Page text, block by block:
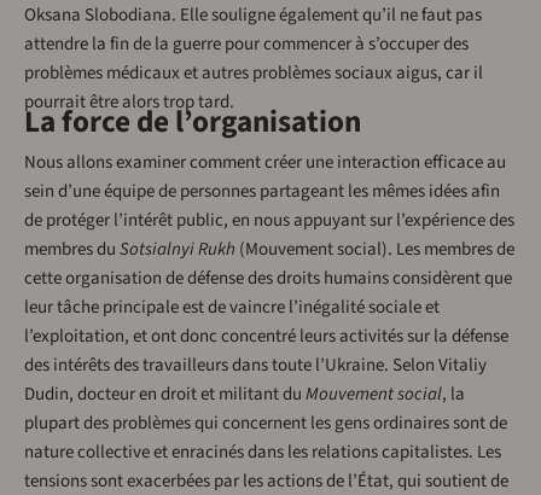
Oksana Slobodiana. Elle souligne également qu’il ne faut pas
attendre la fin de la guerre pour commencer à s’occuper des
problèmes médicaux et autres problèmes sociaux aigus, car il
pourrait être alors trop tard.
La force de l’organisation
Nous allons examiner comment créer une interaction efficace au
sein d’une équipe de personnes partageant les mêmes idées afin
de protéger l’intérêt public, en nous appuyant sur l’expérience des
membres duSotsialnyi Rukh (Mouvement social). Les membres de
cette organisation de défense des droits humains considèrent que
leur tâche principale est de vaincre l’inégalité sociale et
l’exploitation, et ont donc concentré leurs activités sur la défense
des intérêts des travailleurs dans toute l’Ukraine. Selon Vitaliy
Dudin, docteur en droit et militant duMouvement social, la
plupart des problèmes qui concernent les gens ordinaires sont de
nature collective et enracinés dans les relations capitalistes. Les
tensions sont exacerbées par les actions de l’État, qui soutient de